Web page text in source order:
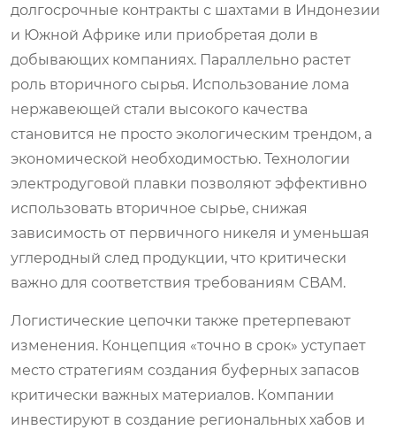
долгосрочные контракты с шахтами в Индонезии
и Южной Африке или приобретая доли в
добывающих компаниях. Параллельно растет
роль вторичного сырья. Использование лома
нержавеющей стали высокого качества
становится не просто экологическим трендом, а
экономической необходимостью. Технологии
электродуговой плавки позволяют эффективно
использовать вторичное сырье, снижая
зависимость от первичного никеля и уменьшая
углеродный след продукции, что критически
важно для соответствия требованиям CBAM.
Логистические цепочки также претерпевают
изменения. Концепция «точно в срок» уступает
место стратегиям создания буферных запасов
критически важных материалов. Компании
инвестируют в создание региональных хабов и